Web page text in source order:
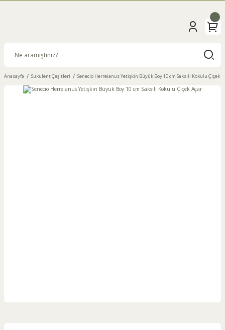
Anasayfa Sukulent Çeşitleri Senecio Herreianus Yetişkin Büyük Boy 10 cm Saksılı Kokulu Çiçek